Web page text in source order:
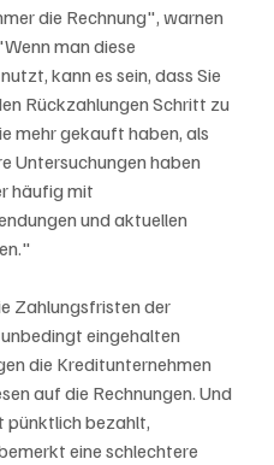
die Rechnung", warnen
man diese
kann es sein, dass Sie
Rückzahlungen Schritt zu
mehr gekauft haben, als
Untersuchungen haben
häufig mit
und aktuellen
Zahlungsfristen der
eingehalten
die Kreditunternehmen
auf die Rechnungen. Und
pünktlich bezahlt,
eine schlechtere